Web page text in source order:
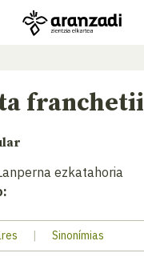
franchetii
ezkatahoria
| Sinonímias